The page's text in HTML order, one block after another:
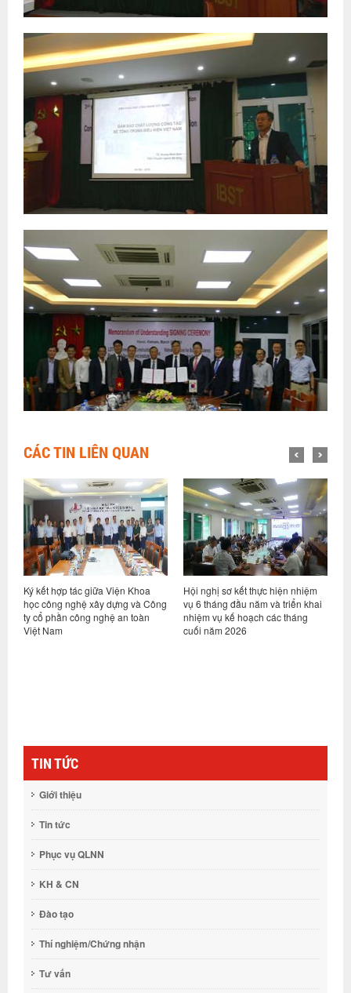
CÁC TIN LIÊN QUAN
Ký kết hợp tác giữa Viện Khoa
học công nghệ xây dựng và Công
ty cổ phần công nghệ an toàn
Việt Nam
Hội nghị sơ kết thực hiện nhiệm
vụ 6 tháng đầu năm và triển khai
nhiệm vụ kế hoạch các tháng
cuối năm 2026
TIN TỨC
Giới thiệu
Tin tức
Phục vụ QLNN
KH & CN
Đào tạo
Thí nghiệm/Chứng nhận
Tư vấn